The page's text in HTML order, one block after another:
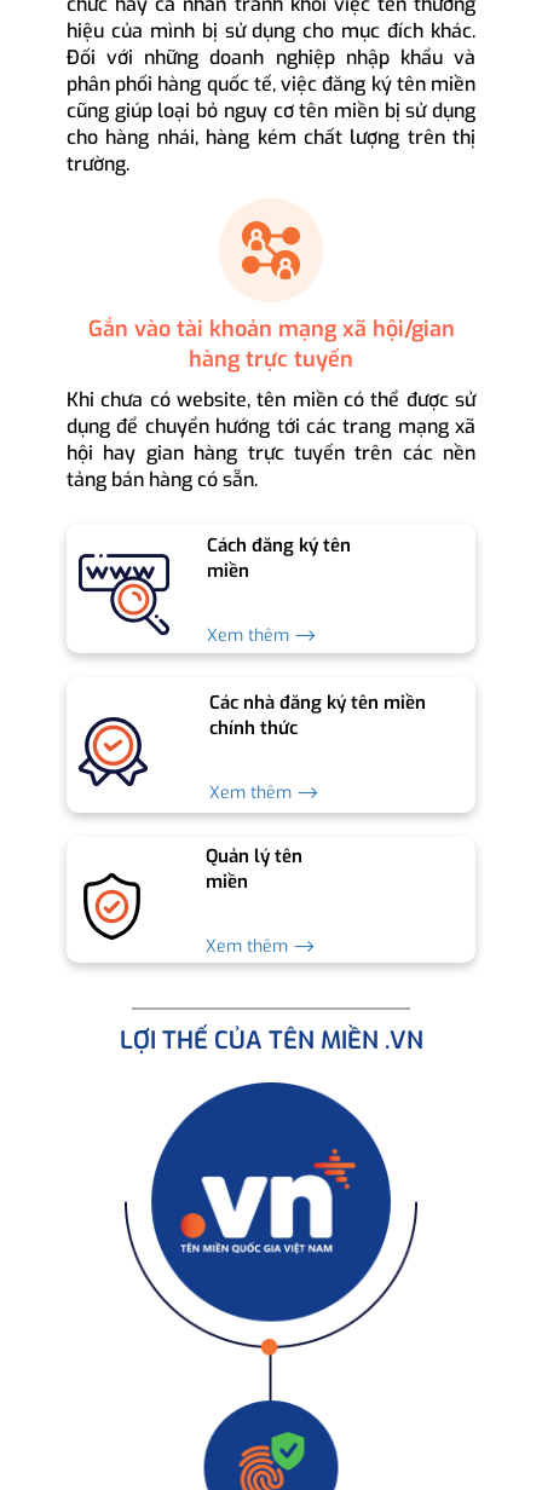
hiệu của mình bị sử dụng cho mục đích khác.
Đối với những doanh nghiệp nhập khẩu và
phân phối hàng quốc tế, việc đăng ký tên miền
cũng giúp loại bỏ nguy cơ tên miền bị sử dụng
cho hàng nhái, hàng kém chất lượng trên thị
trường.
Gắn vào tài khoản mạng xã hội/gian
hàng trực tuyến
Khi chưa có website, tên miền có thể được sử
dụng để chuyển hướng tới các trang mạng xã
hội hay gian hàng trực tuyến trên các nền
tảng bán hàng có sẵn.
Cách đăng ký tên
miền
Xem thêm ⟶
Các nhà đăng ký tên miền
chính thức
Xem thêm ⟶
Quản lý tên
miền
Xem thêm ⟶
LỢI THẾ CỦA TÊN MIỀN .VN